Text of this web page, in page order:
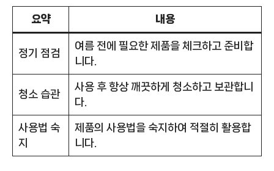
요약 내용
정기 점검
여름 전에 필요한 제품을 체크하고 준비합
니다.
청소 습관
사용 후 항상 깨끗하게 청소하고 보관합니
다.
사용법 숙
지
제품의 사용법을 숙지하여 적절히 활용합
니다.